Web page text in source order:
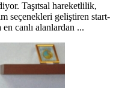
Taşıtsal hareketlilik,
seçenekleri geliştiren start-
canlı alanlardan ...